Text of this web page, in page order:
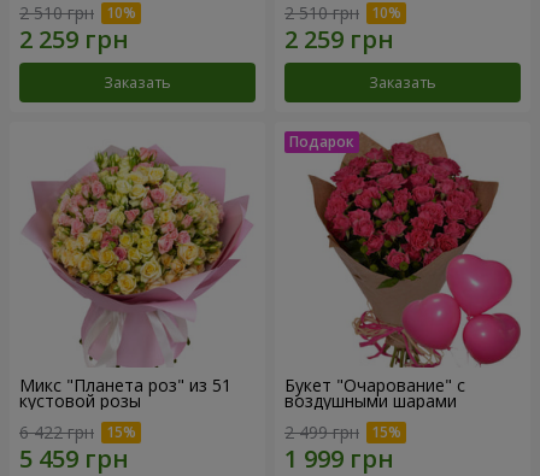
2 510 грн
Заказать
2 510 грн
Заказать
Микс "Планета роз" из 51
кустовой розы
6 422 грн
Букет "Очарование" с
воздушными шарами
2 499 грн